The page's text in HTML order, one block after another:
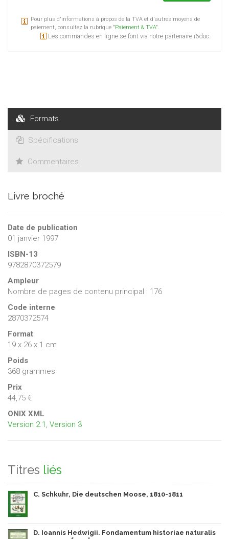
Pour plus d'informations à propos de la TVA et d'autres moyens de
paiement, consultez la rubrique "Paiement & TVA".
Les commandes en ligne se font via notre partenaire i6doc.
Formats
Spécifications
Commentaires
Livre broché
Date de publication
01 janvier 1997
ISBN-13
9782870372579
Ampleur
Nombre de pages de contenu principal : 176
Code interne
2870372574
Format
19 x 26 x 1 cm
Poids
368 grammes
Prix
44,75 €
ONIX XML
Version 2.1 Version 3
Titres liés
C. Schkuhr, Die deutschen Moose, 1810-1811
D. Ioannis Hedwigii. Fondamentum historiae naturalis